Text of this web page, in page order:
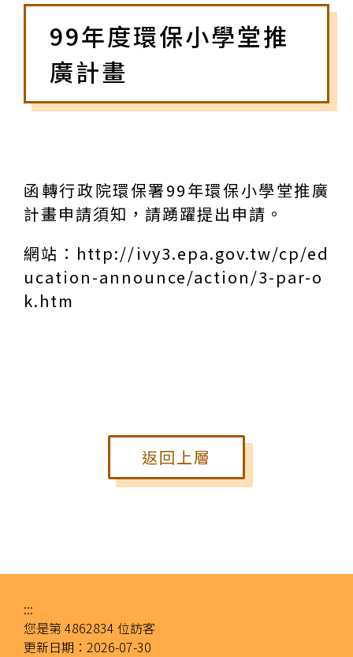
99年度環保小學堂推
廣計畫
函轉行政院環保署99年環保小學堂推廣
計畫申請須知，請踴躍提出申請。
網站： http://ivy3.epa.gov.tw/cp/ed
ucation-announce/action/3-par-o
k.htm
返回上層
:::
您是第 4862834 位訪客
更新日期： 2026-07-30